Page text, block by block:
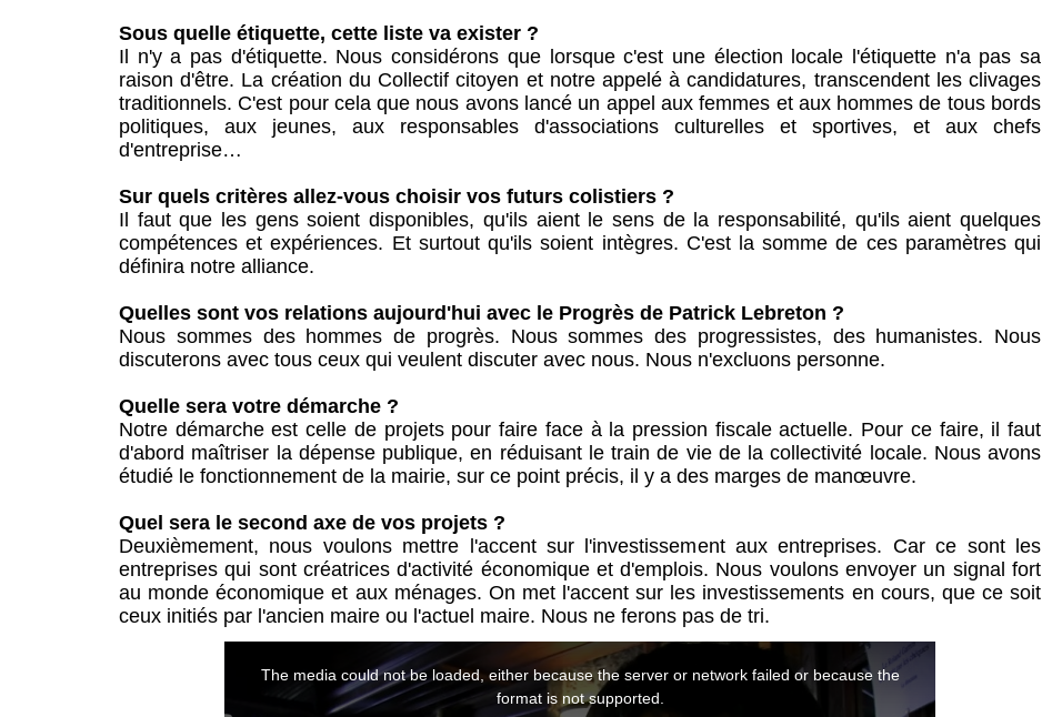
Sous quelle étiquette, cette liste va exister ?
Il n'y a pas d'étiquette. Nous considérons que lorsque c'est une élection locale l'étiquette n'a pas sa
raison d'être. La création du Collectif citoyen et notre appelé à candidatures, transcendent les clivages
traditionnels. C'est pour cela que nous avons lancé un appel aux femmes et aux hommes de tous bords
politiques, aux jeunes, aux responsables d'associations culturelles et sportives, et aux chefs
d'entreprise…
Sur quels critères allez-vous choisir vos futurs colistiers ?
Il faut que les gens soient disponibles, qu'ils aient le sens de la responsabilité, qu'ils aient quelques
compétences et expériences. Et surtout qu'ils soient intègres. C'est la somme de ces paramètres qui
définira notre alliance.
Quelles sont vos relations aujourd'hui avec le Progrès de Patrick Lebreton ?
Nous sommes des hommes de progrès. Nous sommes des progressistes, des humanistes. Nous
discuterons avec tous ceux qui veulent discuter avec nous. Nous n'excluons personne.
Quelle sera votre démarche ?
Notre démarche est celle de projets pour faire face à la pression fiscale actuelle. Pour ce faire, il faut
d'abord maîtriser la dépense publique, en réduisant le train de vie de la collectivité locale. Nous avons
étudié le fonctionnement de la mairie, sur ce point précis, il y a des marges de manœuvre.
Quel sera le second axe de vos projets ?
Deuxièmement, nous voulons mettre l'accent sur l'investissement aux entreprises. Car ce sont les
entreprises qui sont créatrices d'activité économique et d'emplois. Nous voulons envoyer un signal fort
au monde économique et aux ménages. On met l'accent sur les investissements en cours, que ce soit
ceux initiés par l'ancien maire ou l'actuel maire. Nous ne ferons pas de tri.